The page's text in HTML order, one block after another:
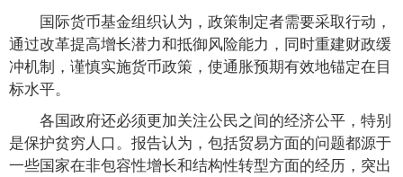
国际货币基金组织认为，政策制定者需要采取行动，
通过改革提高增长潜力和抵御风险能力，同时重建财政缓
冲机制，谨慎实施货币政策，使通胀预期有效地锚定在目
标水平。
各国政府还必须更加关注公民之间的经济公平，特别
是保护贫穷人口。报告认为，包括贸易方面的问题都源于
一些国家在非包容性增长和结构性转型方面的经历，突出